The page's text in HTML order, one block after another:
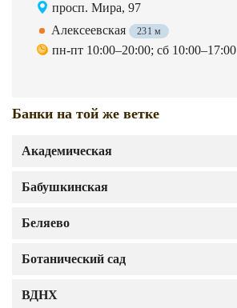
просп. Мира, 97
Алексеевская
231 м
пн-пт 10:00–20:00; сб 10:00–17:00
Банки на той же ветке
Академическая
Бабушкинская
Беляево
Ботанический сад
ВДНХ